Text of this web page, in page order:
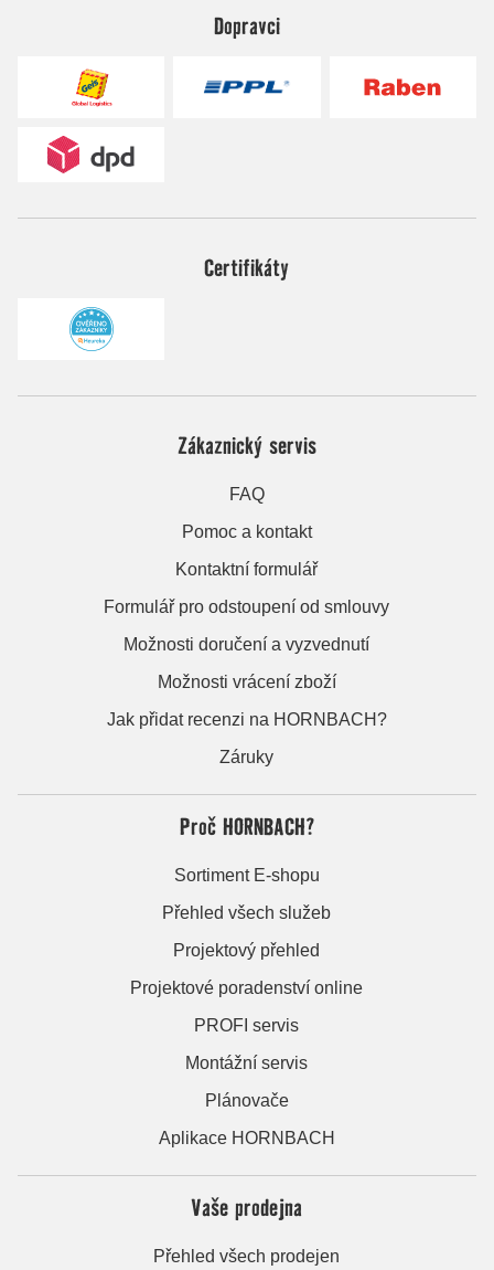
Dopravci
Certifikáty
Zákaznický servis
FAQ
Pomoc a kontakt
Kontaktní formulář
Formulář pro odstoupení od smlouvy
Možnosti doručení a vyzvednutí
Možnosti vrácení zboží
Jak přidat recenzi na HORNBACH?
Záruky
Proč HORNBACH?
Sortiment E-shopu
Přehled všech služeb
Projektový přehled
Projektové poradenství online
PROFI servis
Montážní servis
Plánovače
Aplikace HORNBACH
Vaše prodejna
Přehled všech prodejen